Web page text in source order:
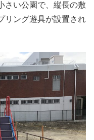
さい公園で、縦長の敷
リング遊具が設置され